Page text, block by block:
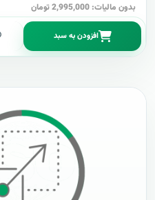
بدون مالیات: 2,995,000 تومان
افزودن به سبد